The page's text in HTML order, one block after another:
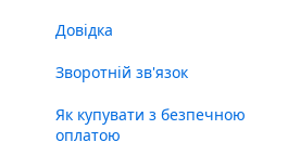
Довідка
Зворотній зв'язок
Як купувати з безпечною
оплатою